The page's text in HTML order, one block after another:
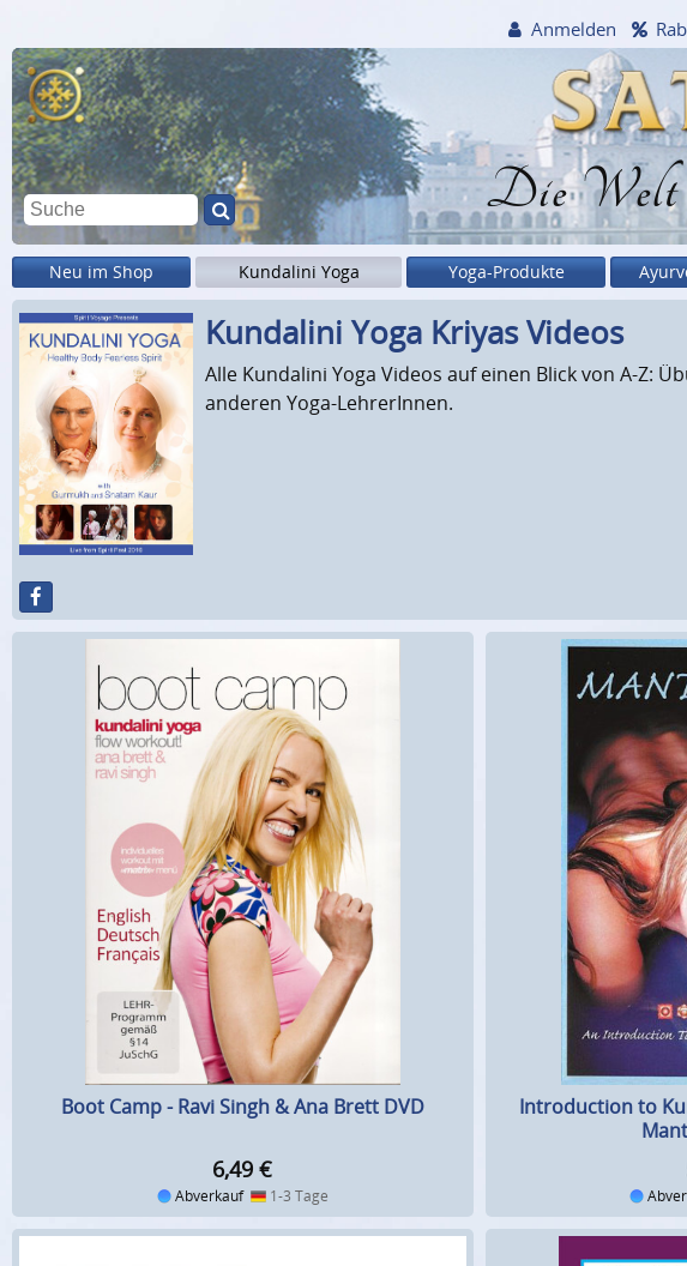
Die Welt
Anmelden
Neu im Shop Kundalini Yoga Yoga-Produkte
Kundalini Yoga Kriyas Videos
Alle Kundalini Yoga Videos auf einen Blick von A-Z:
anderen Yoga-LehrerInnen.
Boot Camp - Ravi Singh & Ana Brett DVD
6,49 €
Abverkauf 1-3 Tage
Introduction to